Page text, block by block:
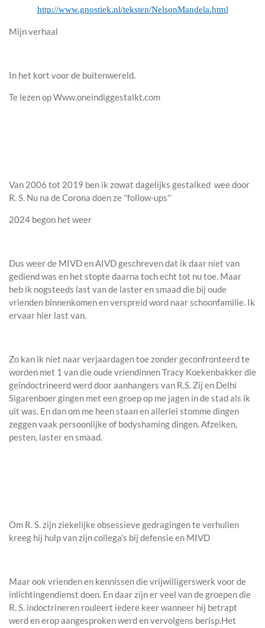
http://www.gnostiek.nl/teksten/NelsonMandela.html
Mijn verhaal
In het kort voor de buitenwereld.
Te lezen op Www.oneindiggestalkt.com
Van 2006 tot 2019 ben ik zowat dagelijks gestalked wee door
R. S. Nu na de Corona doen ze ''follow-ups''
2024 begon het weer
Dus weer de MIVD en AIVD geschreven dat ik daar niet van
gediend was en het stopte daarna toch echt tot nu toe. Maar
heb ik nogsteeds last van de laster en smaad die bij oude
vrienden binnenkomen en verspreid word naar schoonfamilie. Ik
ervaar hier last van.
Zo kan ik niet naar verjaardagen toe zonder geconfronteerd te
worden met 1 van die oude vriendinnen Tracy Koekenbakker die
geïndoctrineerd werd door aanhangers van R.S. Zij en Delhi
Sigarenboer gingen met een groep op me jagen in de stad als ik
uit was. En dan om me heen staan en allerlei stomme dingen
zeggen vaak persoonlijke of bodyshaming dingen. Afzeiken,
pesten, laster en smaad.
Om R. S. zijn ziekelijke obsessieve gedragingen te verhullen
kreeg hij hulp van zijn collega's bij defensie en MIVD
Maar ook vrienden en kennissen die vrijwilligerswerk voor de
inlichtingendienst doen. En daar zijn er veel van de groepen die
R. S. indoctrineren rouleert iedere keer wanneer hij betrapt
werd en erop aangesproken werd en vervolgens berisp.Het